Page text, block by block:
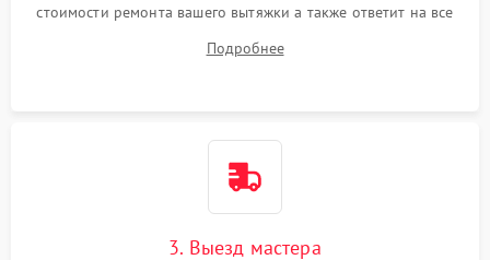
стоимости ремонта вашего вытяжки а также ответит на все
Подробнее
3. Выезд мастера